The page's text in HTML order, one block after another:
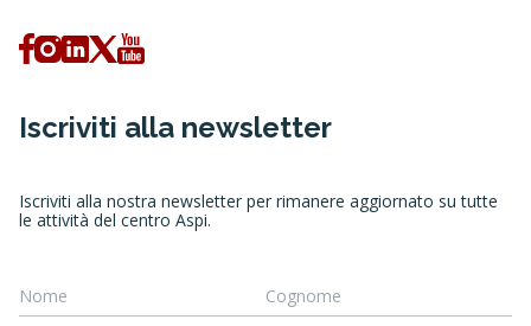
Iscriviti alla newsletter
Iscriviti alla nostra newsletter per rimanere aggiornato su tutte
le attività del centro Aspi.